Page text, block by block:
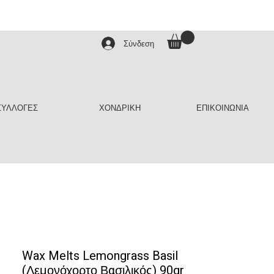
Σύνδεση
ΧΟΝΔΡΙΚΗ ΕΠΙΚΟΙΝΩΝΙΑ
Wax Melts Lemongrass Basil